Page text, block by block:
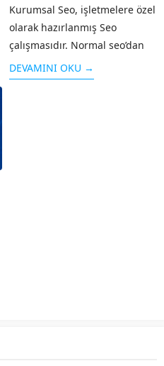
Kurumsal Seo, işletmelere özel
olarak hazırlanmış Seo
çalışmasıdır. Normal seo’dan
farklı olarak işletmenin geniş
kesimlere ulaşması, firma
DEVAMINI OKU →